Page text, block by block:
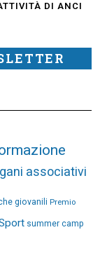
DI ANCI
associativi
giovanili Premio
summer camp